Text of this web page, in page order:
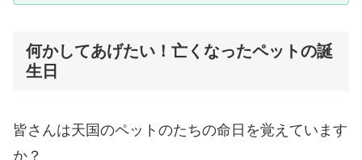
何かしてあげたい！亡くなったペットの誕
生日
皆さんは天国のペットのたちの命日を覚えています
か？